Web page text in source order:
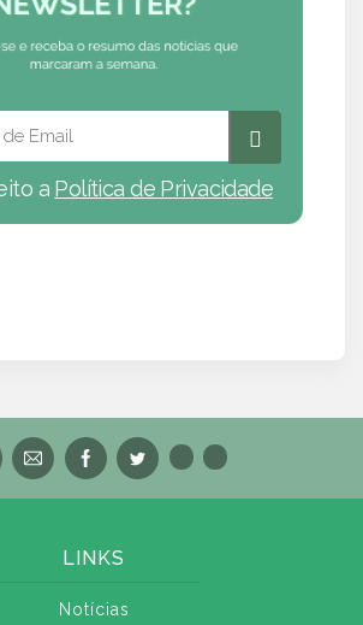
a Política de Privacidade
LINKS
Notícias